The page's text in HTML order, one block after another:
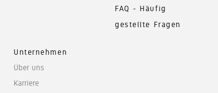
FAQ - Häufig
gestellte Fragen
Unternehmen
Über uns
Karriere